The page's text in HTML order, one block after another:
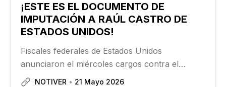
¡ESTE ES EL DOCUMENTO DE
IMPUTACIÓN A RAÚL CASTRO DE
ESTADOS UNIDOS!
Fiscales federales de Estados Unidos
anunciaron el miércoles cargos contra el
expresidente cubano Raúl Castro por el derribo
NOTIVER 21 Mayo 2026